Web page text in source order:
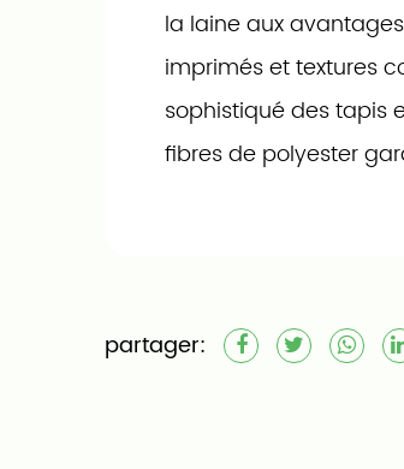
la laine aux
imprimés et textures
sophistiqué des tapis
fibres de polyester
pour n'importe quel
Nous sommes fiers
méticuleux, qui
partager: